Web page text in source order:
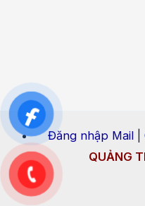
Đăng nhập Mail |
QUẢNG